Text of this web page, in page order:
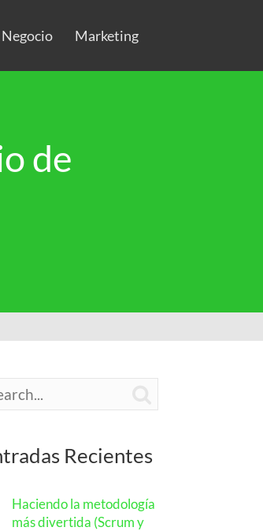
Negocio Marketing
de
Recientes
Haciendo la metodología
más divertida (Scrum y